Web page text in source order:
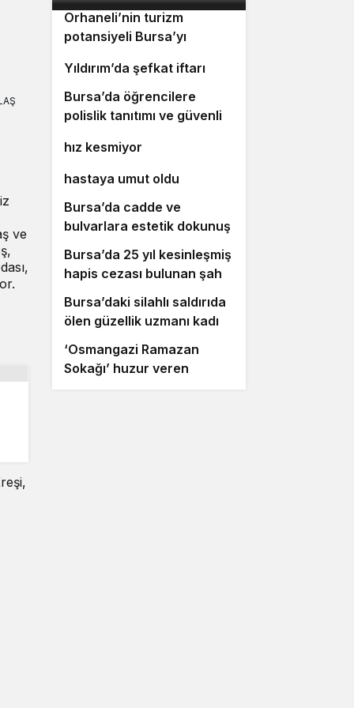
ve
Orhaneli’nin turizm
potansiyeli Bursa’yı
3
Yıldırım’da şefkat iftarı
4
Bursa’da öğrencilere
polislik tanıtımı ve güvenlik
5
hız kesmiyor
hastaya umut oldu
7
Bursa’da cadde ve
bulvarlara estetik dokunuş
8
Bursa’da 25 yıl kesinleşmiş
hapis cezası bulunan şahıs
9
Bursa’daki silahlı saldırıda
ölen güzellik uzmanı kadın
toprağa verildi
10
‘Osmangazi Ramazan
Sokağı’ huzur veren